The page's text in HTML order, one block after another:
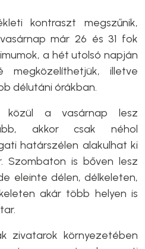
kontraszt megszűnik,
már 26 és 31 fok
a hét utolsó napján
illetve
délutáni órákban.
a vasárnap lesz
akkor csak néhol
határszélen alakulhat ki
Szombaton is bőven lesz
eleinte délen, délkeleten,
akár több helyen is
zivatarok környezetében